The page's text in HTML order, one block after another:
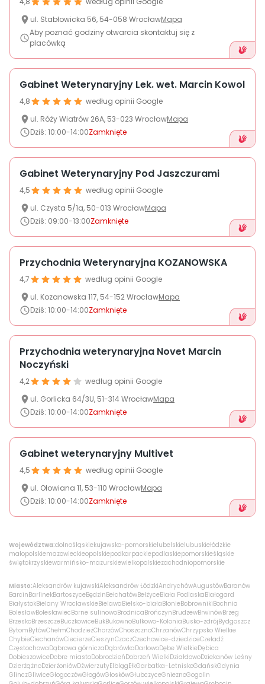
ul. Stabłowicka 56, 54-058 WrocławMapa
Aby poznać godziny otwarcia skontaktuj się z
placówką
Gabinet Weterynaryjny Lek. wet. Marcin Kowol
4,8
według opinii Google
ul. Róży Wiatrów 26A, 53-023 WrocławMapa
Dziś: 10:00-14:00Zamknięte
Gabinet Weterynaryjny Pod Jaszczurami
4,5
według opinii Google
ul. Czysta 5/1a, 50-013 WrocławMapa
Dziś: 09:00-13:00Zamknięte
Przychodnia Weterynaryjna KOZANOWSKA
4,7
według opinii Google
ul. Kozanowska 117, 54-152WrocławMapa
Dziś: 10:00-14:00Zamknięte
Przychodnia weterynaryjna Novet Marcin
Noczyński
4,2
według opinii Google
ul. Gorlicka 64/3U, 51-314WrocławMapa
Dziś: 10:00-14:00Zamknięte
Gabinet weterynaryjny Multivet
4,5
według opinii Google
ul. Ołowiana 11, 53-110 WrocławMapa
Dziś: 10:00-14:00Zamknięte
Województwa:dolnośląskiekujawsko-pomorskielubelskielubuskiełódzkie
małopolskiemazowieckieopolskiepodkarpackiepodlaskiepomorskieśląskie
świętokrzyskiewarmińsko-mazurskiewielkopolskiezachodniopomorskie
Miasto:Aleksandrów kujawskiAleksandrów ŁódzkiAndrychówAugustówBaranów
BarcinBarlinekBartoszyceBędzinBełchatówBełżyceBiała PodlaskaBiałogard
BiałystokBielany WrocławskieBielawaBielsko-białaBłonieBobrownikiBochnia
BolesławBolesławiecBorne sulinowoBrodnicaBrończynBrudzewBrwinówBrzeg
BrzeskoBrzeszczeBuczkowiceBukBukownoBulkowo-KoloniaBusko-zdrójBydgoszcz
BytomBytówChełmChodzieżChorzówChoszcznoChrzanówChrzypsko Wielkie
ChybieCiechanówCiecierzeCieszynCzaczCzechowice-dziedziceCzeladź
CzęstochowaDąbrowa górniczaDąbrówkaDarłowoDębe WielkieDębica
DobieszowiceDobre miastoDobrodzieńDobrzeń WielkiDziałdowoDziekanów Leśny
DzierżążnoDzierżoniówDźwierzutyElblągEłkGarbatka-LetniskoGdańskGdynia
GlinczGliwiceGłogoczówGłogówGłoskówGłubczyceGnieznoGogolin